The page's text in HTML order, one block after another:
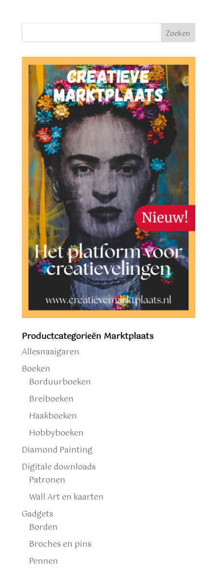
Zoeken
Productcategorieën Marktplaats
Allesnaaigaren
Boeken
Borduurboeken
Breiboeken
Haakboeken
Hobbyboeken
Diamond Painting
Digitale downloads
Patronen
Wall Art en kaarten
Gadgets
Borden
Broches en pins
Pennen